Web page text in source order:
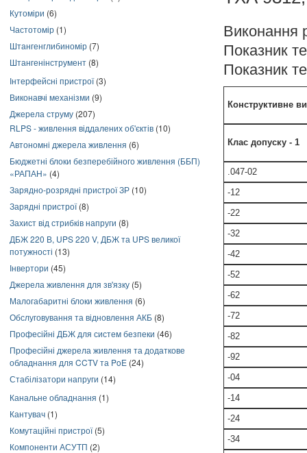
Кутоміри (6)
Частотомір (1)
Штангенглибиномір (7)
Штангенінструмент (8)
Інтерфейсні пристрої(3)
Виконавчі механізми (9)
Джерела струму (207)
RLPS - живлення віддалених об'єктів (10)
Автономні джерела живлення (6)
Бюджетні блоки безперебійного живлення (ББП)
«РАПАН» (4)
Зарядно-розрядні пристрої ЗР (10)
Зарядні пристрої(8)
Захист від стрибків напруги (8)
ДБЖ 220 В, UPS 220 V, ДБЖ та UPS великої
потужності (13)
Інвертори (45)
Джерела живлення для зв'язку (5)
Малогабаритні блоки живлення (6)
Обслуговування та відновлення АКБ (8)
Професійні ДБЖ для систем безпеки (46)
Професійні джерела живлення та додаткове
обладнання для CCTV та PoE (24)
Стабілізатори напруги (14)
Канальне обладнання (1)
Кантувач (1)
Комутаційні пристрої(5)
Компоненти АСУТП (2)
Виконання
Показник
Показник
Конструктивне
Клас допуску - 1
.047-02
-12
-22
-32
-42
-52
-62
-72
-82
-92
-04
-14
-24
-34